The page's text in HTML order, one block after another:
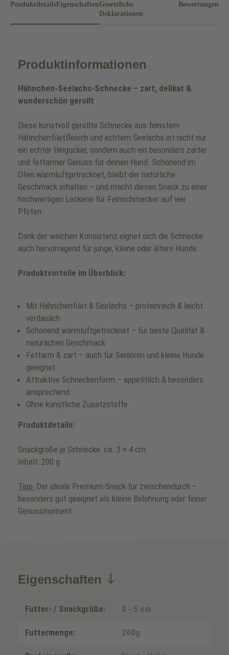
ProduktdetailsEigenschaftenGesetzliche
Deklarationen
Bewertungen
Produktinformationen
Hähnchen-Seelachs-Schnecke – zart, delikat &
wunderschön gerollt
Diese kunstvoll gerollte Schnecke aus feinstem
Hähnchenfiletfleisch und echtem Seelachs ist nicht nur
ein echter Hingucker, sondern auch ein besonders zarter
und fettarmer Genuss für deinen Hund. Schonend im
Ofen warmluftgetrocknet, bleibt der natürliche
Geschmack erhalten – und macht diesen Snack zu einer
hochwertigen Leckerei für Feinschmecker auf vier
Pfoten.
Dank der weichen Konsistenz eignet sich die Schnecke
auch hervorragend für junge, kleine oder ältere Hunde.
Produktvorteile im Überblick:
Mit Hähnchenfilet & Seelachs – proteinreich & leicht
verdaulich
Schonend warmluftgetrocknet – für beste Qualität &
natürlichen Geschmack
Fettarm & zart – auch für Senioren und kleine Hunde
geeignet
Attraktive Schneckenform – appetitlich & besonders
ansprechend
Ohne künstliche Zusatzstoffe
Produktdetails:
Snackgröße je Schnecke: ca. 3 × 4 cm
Inhalt: 200 g
Tipp: Der ideale Premium-Snack für zwischendurch –
besonders gut geeignet als kleine Belohnung oder feiner
Genussmoment.
Eigenschaften
Futter- / Snackgröße: 0 - 5 cm
Futtermenge: 200g